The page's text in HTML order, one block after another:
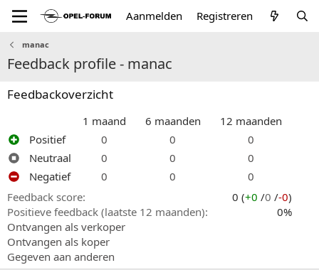
Aanmelden Registreren
manac
Feedback profile - manac
Feedbackoverzicht
1 maand 6 maanden
12 maanden
Positief
0 0
0
Neutraal
0 0
0
Negatief
0 0
0
Feedback score
0 (+0 /0 /-0)
Positieve feedback (laatste 12 maanden)
0%
Ontvangen als verkoper
Ontvangen als koper
Gegeven aan anderen